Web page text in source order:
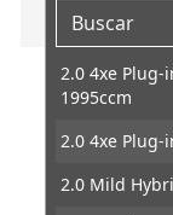
2.0 4xe Plug-
1995ccm
2.0 4xe Plug-
2.0 Mild